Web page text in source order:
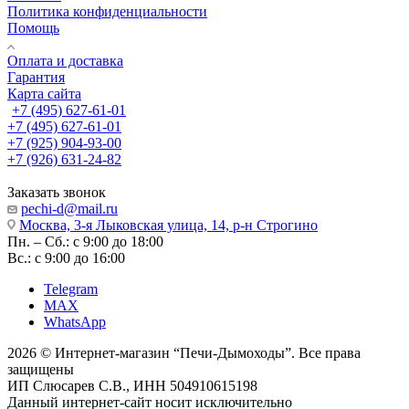
Политика конфиденциальности
Помощь
Оплата и доставка
Гарантия
Карта сайта
+7 (495) 627-61-01
+7 (495) 627-61-01
+7 (925) 904-93-00
+7 (926) 631-24-82
Заказать звонок
pechi-d@mail.ru
Москва, 3-я Лыковская улица, 14, р-н Строгино
Пн. – Сб.: с 9:00 до 18:00
Вс.: с 9:00 до 16:00
Telegram
MAX
WhatsApp
2026 © Интернет-магазин “Печи-Дымоходы”. Все права
защищены
ИП Слюсарев С.В., ИНН 504910615198
Данный интернет-сайт носит исключительно